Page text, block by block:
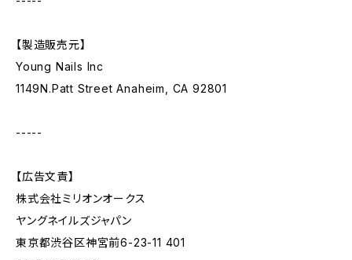
【製造販売元】
Young Nails Inc
1149N.Patt Street Anaheim, CA 92801
-----
【広告文責】
株式会社ミリオンオークス
ヤングネイルズジャパン
東京都渋谷区神宮前6-23-11 401